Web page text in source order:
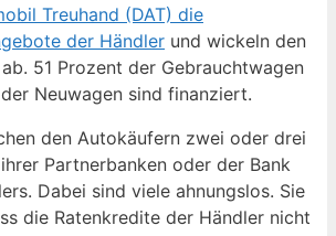
Treuhand (DAT) die
der Händler und wickeln den
51 Prozent der Gebrauchtwagen
Neuwagen sind finanziert.
den Autokäufern zwei oder drei
Partnerbanken oder der Bank
Dabei sind viele ahnungslos. Sie
die Ratenkredite der Händler nicht